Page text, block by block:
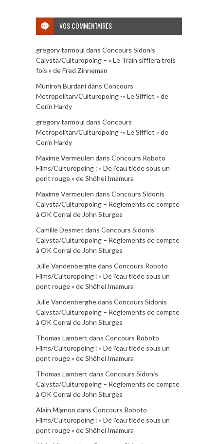
VOS COMMENTAIRES
gregory tarmoul dans Concours Sidonis
Calysta/Culturopoing – « Le Train sifflera trois
fois » de Fred Zinneman
Muniroh Burdanidans Concours
Metropolitan/Culturopoing -« Le Sifflet » de
Corin Hardy
gregory tarmoul dans Concours
Metropolitan/Culturopoing -« Le Sifflet » de
Corin Hardy
Maxime Vermeulen dans Concours Roboto
Films/Culturopoing : « De l’eau tiède sous un
pont rouge » de Shōhei Imamura
Maxime Vermeulen dans Concours Sidonis
Calysta/Culturopoing – Règlements de compte
à OK Corral de John Sturges
Camille Desmet dans Concours Sidonis
Calysta/Culturopoing – Règlements de compte
à OK Corral de John Sturges
Julie Vandenberghedans Concours Roboto
Films/Culturopoing : « De l’eau tiède sous un
pont rouge » de Shōhei Imamura
Julie Vandenberghedans Concours Sidonis
Calysta/Culturopoing – Règlements de compte
à OK Corral de John Sturges
Thomas Lambert dans Concours Roboto
Films/Culturopoing : « De l’eau tiède sous un
pont rouge » de Shōhei Imamura
Thomas Lambert dans Concours Sidonis
Calysta/Culturopoing – Règlements de compte
à OK Corral de John Sturges
Alain Mignon dans Concours Roboto
Films/Culturopoing : « De l’eau tiède sous un
pont rouge » de Shōhei Imamura